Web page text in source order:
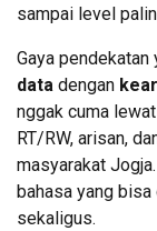
sampai level
Gaya pendekatan
data dengan
nggak cuma
RT/RW, arisan,
masyarakat
bahasa yang bisa
sekaligus.